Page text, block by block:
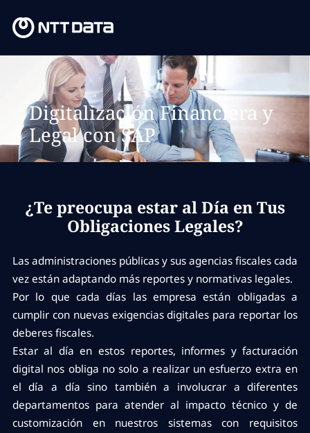
Digitalización Financiera y
Legal con SAP
¿Te preocupa estar al Día en Tus
Obligaciones Legales?
Las administraciones públicas y sus agencias fiscales cada
vez están adaptando más reportes y normativas legales.
Por lo que cada días las empresa están obligadas a
cumplir con nuevas exigencias digitales para reportar los
deberes fiscales.
Estar al día en estos reportes, informes y facturación
digital nos obliga no solo a realizar un esfuerzo extra en
el día a día sino también a involucrar a diferentes
departamentos para atender al impacto técnico y de
customización en nuestros sistemas con requisitos